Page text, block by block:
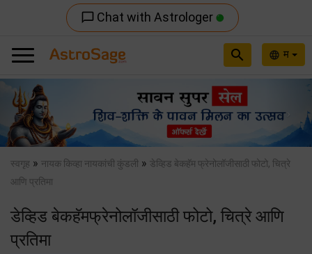
chat_bubble_outline Chat with Astrologer
language म
search
Previous
स्वगृह » नायक किव्हा नायकांची कुंडली » डेव्हिड बेकहॅम फ्रेनोलॉजीसाठी फोटो, चित्रे
आणि प्रतिमा
डेव्हिड बेकहॅमफ्रेनोलॉजीसाठी फोटो, चित्रे आणि
प्रतिमा